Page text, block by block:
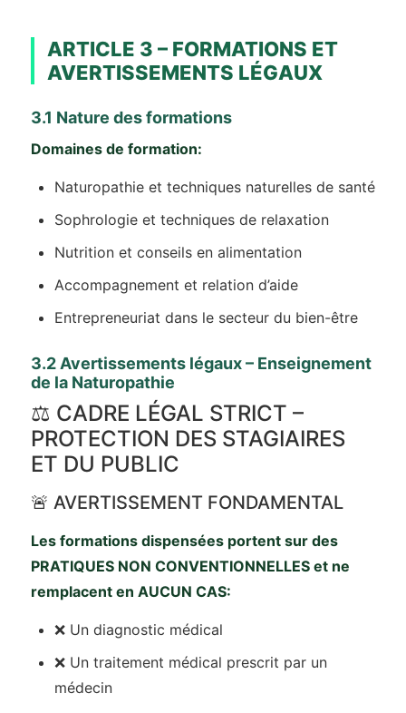
ARTICLE 3 – FORMATIONS ET
AVERTISSEMENTS LÉGAUX
3.1 Nature des formations
Domaines de formation:
Naturopathie et techniques naturelles de santé
Sophrologie et techniques de relaxation
Nutrition et conseils en alimentation
Accompagnement et relation d’aide
Entrepreneuriat dans le secteur du bien-être
3.2 Avertissements légaux – Enseignement
de la Naturopathie
⚖️ CADRE LÉGAL STRICT –
PROTECTION DES STAGIAIRES
ET DU PUBLIC
🚨 AVERTISSEMENT FONDAMENTAL
Les formations dispensées portent sur des
PRATIQUES NON CONVENTIONNELLES et ne
remplacent en AUCUN CAS:
❌ Un diagnostic médical
❌ Un traitement médical prescrit par un
médecin